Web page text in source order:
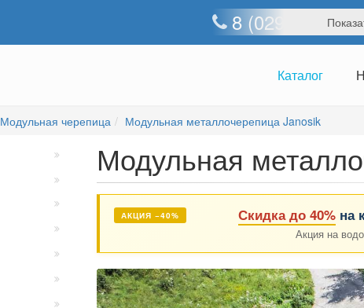
8 (029) 363-65-
Каталог
Модульная черепица Модульная металлочерепица Janosik
Модульная
АКЦИЯ −40% Скидка до 40%на
Акция на